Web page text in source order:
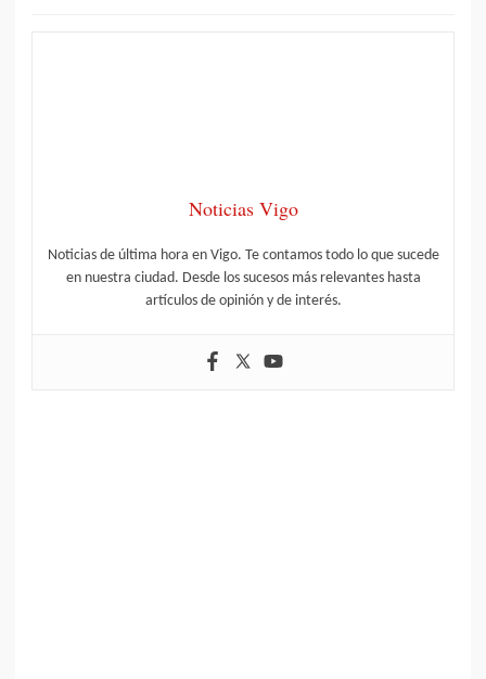
Noticias Vigo
Noticias de última hora en Vigo. Te contamos todo lo que sucede
en nuestra ciudad. Desde los sucesos más relevantes hasta
artículos de opinión y de interés.